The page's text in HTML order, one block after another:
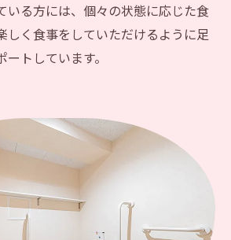
いる方には、個々の状態に応じた食
しく食事をしていただけるように足
トしています。